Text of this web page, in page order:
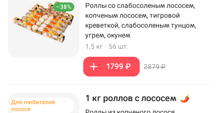
–38%
Роллы со слабосоленым лососем,
копченым лососем, тигровой
креветкой, слабосоленым тунцом,
угрем, окунем
1,5 кг · 56 шт.
1799 ₽ 2879 ₽
Для любителей
лосося
1 кг роллов с лососем